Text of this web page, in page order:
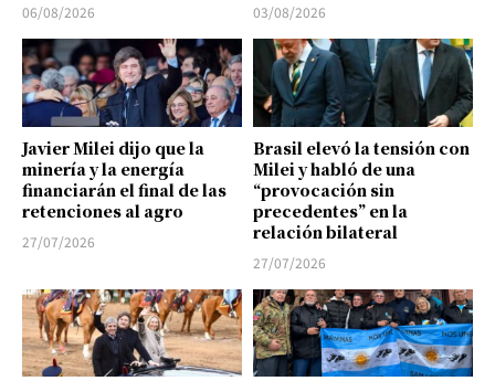
06/08/2026 03/08/2026
Javier Milei dijo que la
minería y la energía
financiarán el final de las
retenciones al agro
27/07/2026
Brasil elevó la tensión con
Milei y habló de una
“provocación sin
precedentes” en la
relación bilateral
27/07/2026